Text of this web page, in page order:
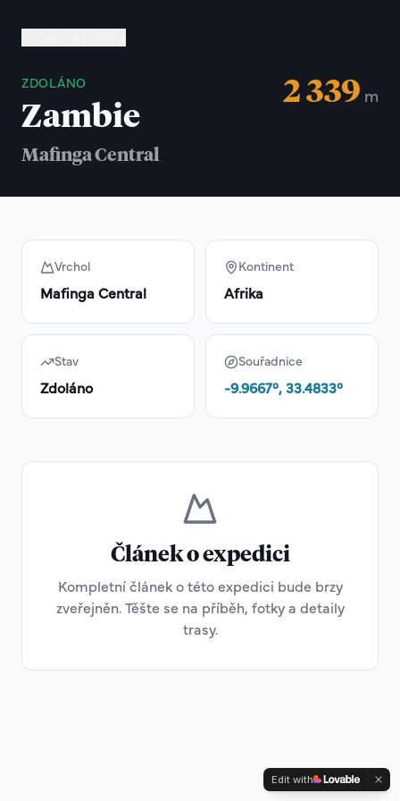
ZDOLÁNO
Zambie
Mafinga Central
2 339 m
Vrchol
Mafinga Central
Kontinent
Afrika
Stav
Zdoláno
Souřadnice
-9.9667°, 33.4833°
Článek o expedici
Kompletní článek o této expedici bude brzy
zveřejněn. Těšte se na příběh, fotky a detaily
trasy.
Edit with